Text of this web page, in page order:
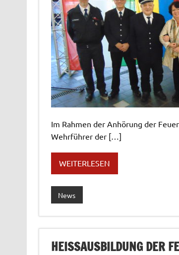
Im Rahmen der Anhörung der
Wehrführer der […]
WEITERLESEN
News
HEISSAUSBILDUNG DER